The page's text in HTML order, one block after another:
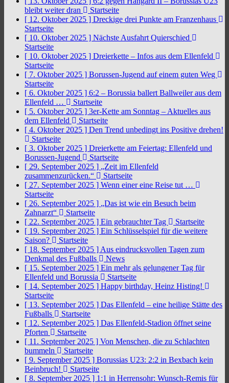
bleibt weiter dran
Startseite
[ 12. Oktober 2025 ] Dreckige drei Punkte am Franzenhaus
Startseite
[ 10. Oktober 2025 ] Nächste Ausfahrt Quierschied
Startseite
[ 10. Oktober 2025 ] Dreierkette – Infos aus dem Ellenfeld
Startseite
[ 7. Oktober 2025 ] Borussen-Jugend auf einem guten Weg
Startseite
[ 6. Oktober 2025 ] 6:2 – Borussia ballert Ballweiler aus dem
Ellenfeld …
Startseite
[ 5. Oktober 2025 ] 3er-Kette am Sonntag – Aktuelles aus
dem Ellenfeld
Startseite
[ 4. Oktober 2025 ] Den Trend unbedingt ins Positive drehen!
Startseite
[ 3. Oktober 2025 ] Dreierkette am Feiertag: Ellenfeld und
Borussen-Jugend
Startseite
[ 29. September 2025 ] „Zeit im Ellenfeld
zusammenzurücken.“
Startseite
[ 27. September 2025 ] Wenn einer eine Reise tut …
Startseite
[ 26. September 2025 ] „Das ist wie ein Besuch beim
Zahnarzt“
Startseite
[ 22. September 2025 ] Ein gebrauchter Tag
Startseite
[ 19. September 2025 ] Ein Schlüsselspiel für die weitere
Saison?
Startseite
[ 18. September 2025 ] Aus eindrucksvollen Tagen zum
Denkmal des Fußballs
News
[ 15. September 2025 ] Ein mehr als gelungener Tag für
Ellenfeld und Borussia
Startseite
[ 14. September 2025 ] Happy birthday, Heinz Histing!
Startseite
[ 13. September 2025 ] Das Ellenfeld – eine heilige Stätte des
Fußballs
Startseite
[ 12. September 2025 ] Das Ellenfeld-Stadion öffnet seine
Pforten
Startseite
[ 11. September 2025 ] Von Menschen, die zu Schlachten
bummeln
Startseite
[ 9. September 2025 ] Borussias U23: 2:2 in Bexbach kein
Beinbruch!
Startseite
[ 8. September 2025 ] 1:1 in Herrensohr: Wunsch-Remis für